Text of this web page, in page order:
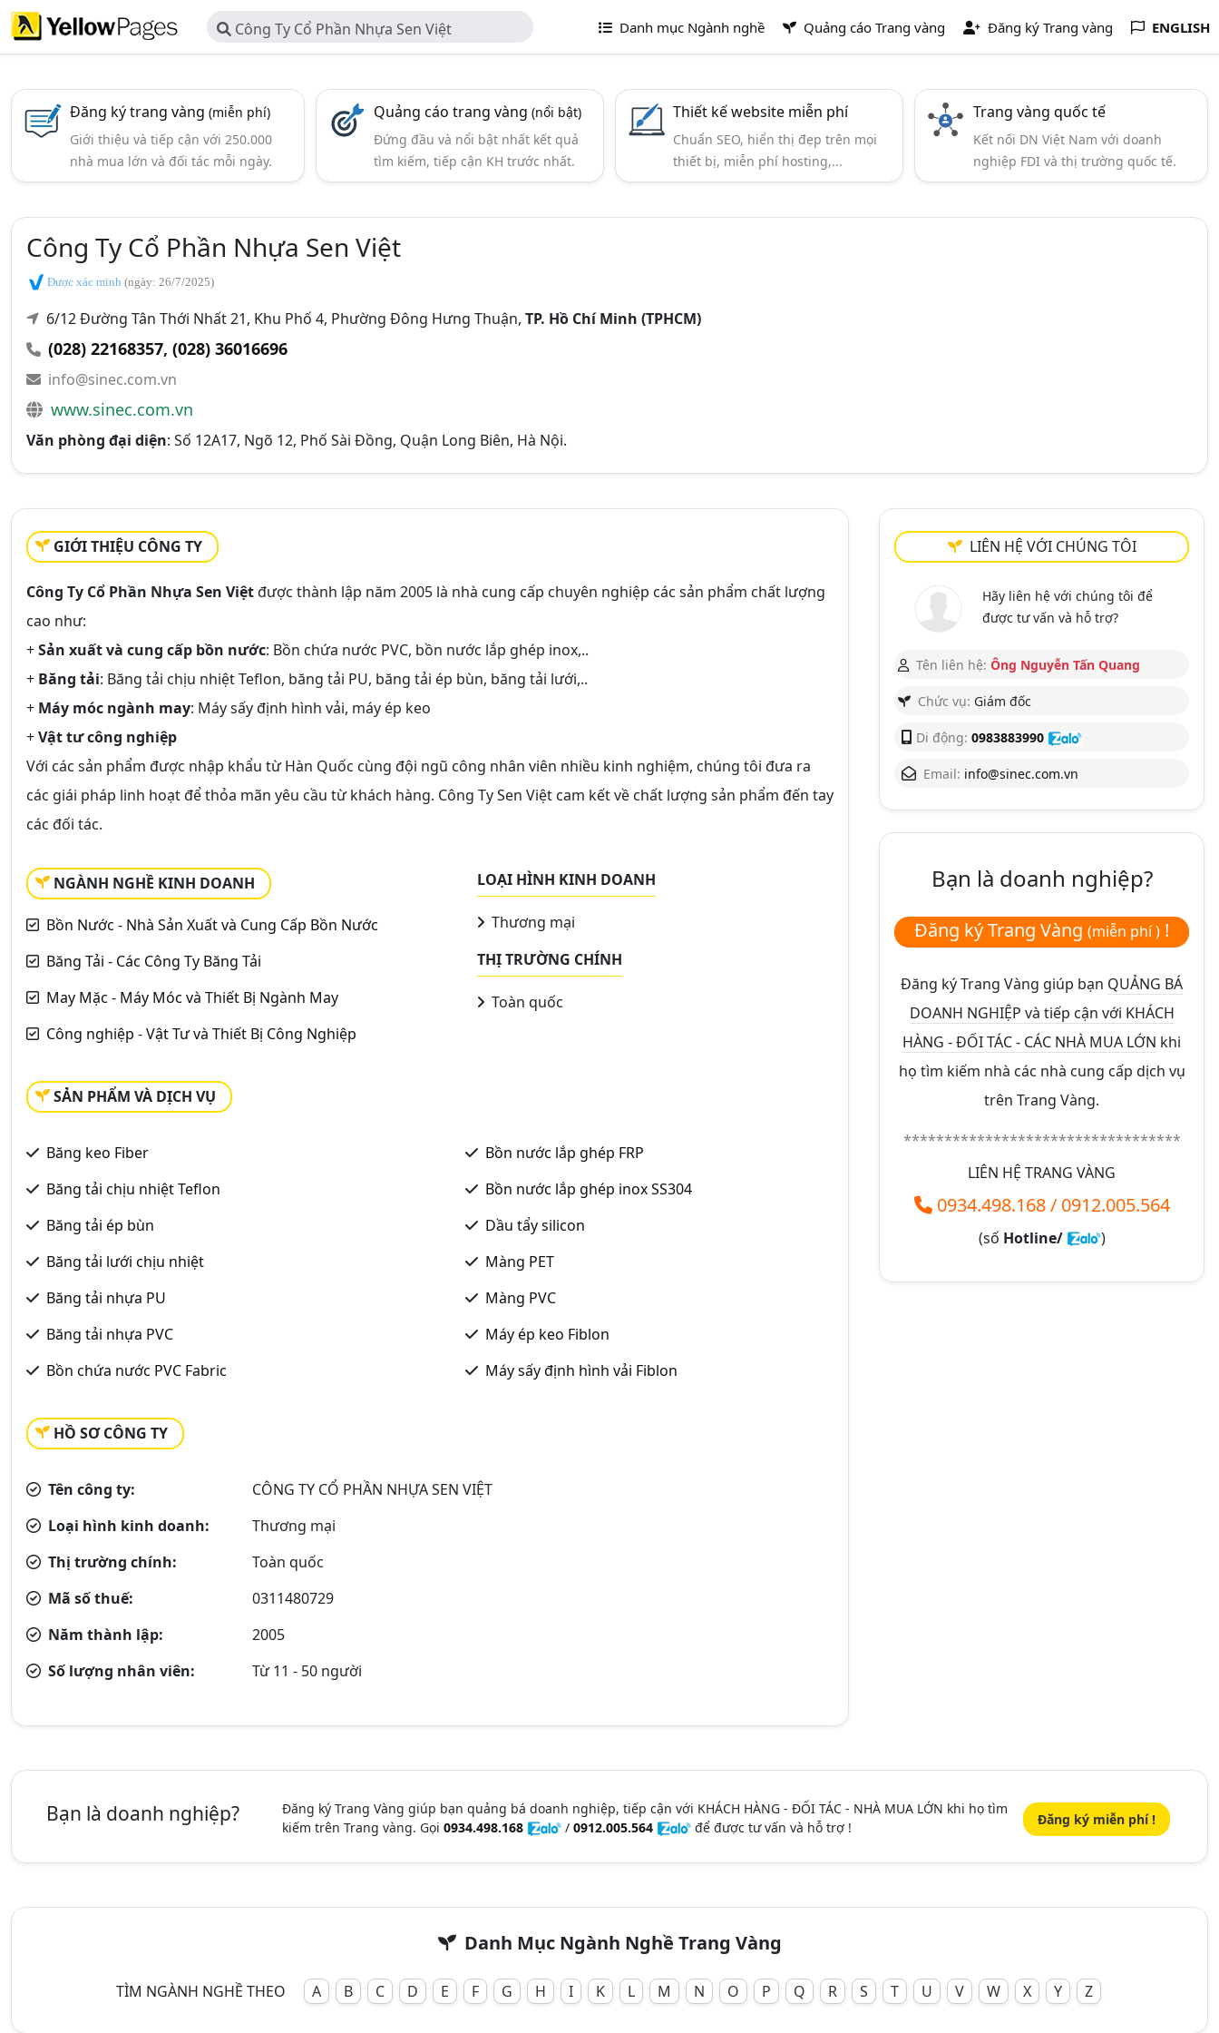
Công Ty Cổ Phần Nhựa Sen Việt Danh mục Ngành nghề Quảng cáo Trang vàng Đăng ký Trang vàng ENGLISH
Đăng ký trang vàng (miễn phí)
Giới thiệu và tiếp cận với 250.000
nhà mua lớn và đối tác mỗi ngày.
Quảng cáo trang vàng(nổi bật)
Đứng đầu và nổi bật nhất kết quả
tìm kiếm, tiếp cận KH trước nhất.
Thiết kế website miễn phí
Chuẩn SEO, hiển thị đẹp trên mọi
thiết bị, miễn phí hosting,...
Trang vàng quốc tế
Kết nối DN Việt Nam với doanh
nghiệp FDI và thị trường quốc tế.
Công Ty Cổ Phần Nhựa Sen Việt
Được xác minh (ngày: 26/7/2025)
6/12 Đường Tân Thới Nhất 21, Khu Phố 4, Phường Đông Hưng Thuận, TP. Hồ Chí Minh (TPHCM)
(028) 22168357, (028) 36016696
info@sinec.com.vn
www.sinec.com.vn
Văn phòng đại diện: Số 12A17, Ngõ 12, Phố Sài Đồng, Quận Long Biên, Hà Nội.
GIỚI THIỆU CÔNG TY
Công Ty Cổ Phần Nhựa Sen Việtđược thành lập năm 2005 là nhà cung cấp chuyên nghiệp các sản phẩm chất lượng
cao như:
+Sản xuất và cung cấp bồn nước: Bồn chứa nước PVC, bồn nước lắp ghép inox,..
+ Băng tải: Băng tải chịu nhiệt Teflon, băng tải PU, băng tải ép bùn, băng tải lưới,..
+ Máy móc ngành may: Máy sấy định hình vải, máy ép keo
+Vật tư công nghiệp
Với các sản phẩm được nhập khẩu từ Hàn Quốc cùng đội ngũ công nhân viên nhiều kinh nghiệm, chúng tôi đưa ra
các giái pháp linh hoạt để thỏa mãn yêu cầu từ khách hàng. Công Ty Sen Việt cam kết về chất lượng sản phẩm đến tay
các đối tác.
NGÀNH NGHỀ KINH DOANH
Bồn Nước - Nhà Sản Xuất và Cung Cấp Bồn Nước
Băng Tải - Các Công Ty Băng Tải
May Mặc - Máy Móc và Thiết Bị Ngành May
Công nghiệp - Vật Tư và Thiết Bị Công Nghiệp
LOẠI HÌNH KINH DOANH
Thương mại
THỊ TRƯỜNG CHÍNH
Toàn quốc
SẢN PHẨM VÀ DỊCH VỤ
Băng keo Fiber
Băng tải chịu nhiệt Teflon
Băng tải ép bùn
Băng tải lưới chịu nhiệt
Băng tải nhựa PU
Băng tải nhựa PVC
Bồn chứa nước PVC Fabric
Bồn nước lắp ghép FRP
Bồn nước lắp ghép inox SS304
Dầu tẩy silicon
Màng PET
Màng PVC
Máy ép keo Fiblon
Máy sấy định hình vải Fiblon
HỒ SƠ CÔNG TY
Tên công ty:
CÔNG TY CỔ PHẦN NHỰA SEN VIỆT
Loại hình kinh doanh:
Thương mại
Thị trường chính:
Toàn quốc
Mã số thuế:
0311480729
Năm thành lập:
2005
Số lượng nhân viên:
Từ 11 - 50 người
LIÊN HỆ VỚI CHÚNG TÔI
Hãy liên hệ với chúng tôi để
được tư vấn và hỗ trợ?
Tên liên hệ: Ông Nguyễn Tấn Quang
Chức vụ: Giám đốc
Di động: 0983883990
Email: info@sinec.com.vn
Bạn là doanh nghiệp?
Đăng ký Trang Vàng (miễn phí ) !
Đăng ký Trang Vàng giúp bạn QUẢNG BÁ
DOANH NGHIỆP và tiếp cận với KHÁCH
HÀNG - ĐỐI TÁC - CÁC NHÀ MUA LỚN khi
họ tìm kiếm nhà các nhà cung cấp dịch vụ
trên Trang Vàng.
**********************************
LIÊN HỆ TRANG VÀNG
0934.498.168/ 0912.005.564
(số Hotline/ )
Bạn là doanh nghiệp?
Đăng ký Trang Vàng giúp bạn quảng bá doanh nghiệp, tiếp cận với KHÁCH HÀNG - ĐỐI TÁC - NHÀ MUA LỚN khi họ tìm
kiếm trên Trang vàng. Gọi 0934.498.168 / 0912.005.564 để được tư vấn và hỗ trợ ! Đăng ký miễn phí !
Danh Mục Ngành Nghề Trang Vàng
TÌM NGÀNH NGHỀ THEO A B C D E F G H I K L M N O P Q R S T U V W X Y Z